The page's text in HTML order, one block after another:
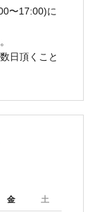
〜17:00)に
日頂くこと
金 土